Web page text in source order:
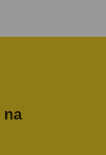
na